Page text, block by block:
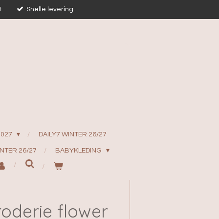
Snelle levering
DAILY7 WINTER 26/27
26/27 BABYKLEDING
flower